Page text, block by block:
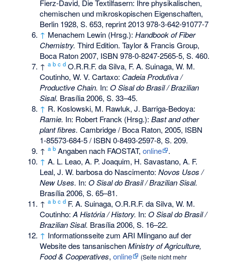
Fierz-David, Die Textilfasern: Ihre physikalischen,
chemischen und mikroskopischen Eigenschaften,
Berlin 1928, S. 653, reprint 2013 978-3-642-91077-7
↑ Menachem Lewin (Hrsg.):Handbook of Fiber
Chemistry. Third Edition. Taylor & Francis Group,
Boca Raton 2007, ISBN 978-0-8247-2565-5, S. 460.
↑a b c d O.R.R.F. da Silva, F. A. Suinaga, W. M.
Coutinho, W. V. Cartaxo: Cadeia Produtiva /
Productive Chain. In:O Sisal do Brasil / Brazilian
Sisal. Brasília 2006, S. 33–45.
↑ R. Koslowski, M. Rawluk, J. Barriga-Bedoya:
Ramie. In: Robert Franck (Hrsg.):Bast and other
plant fibres. Cambridge / Boca Raton, 2005, ISBN
1-85573-684-5/ISBN 0-8493-2597-8, S. 209.
↑a b Angaben nach FAOSTAT,online
.
↑ A. L. Leao, A. P. Joaquim, H. Savastano, A. F.
Leal, J. W. barbosa do Nascimento:Novos Usos /
New Uses. In:O Sisal do Brasil / Brazilian Sisal.
Brasília 2006, S. 65–81.
↑a b c d F. A. Suinaga, O.R.R.F. da Silva, W. M.
Coutinho:A História / History. In:O Sisal do Brasil /
Brazilian Sisal. Brasília 2006, S. 16–22.
↑ Informationsseite zum ARI Mlingano auf der
Website des tansanischenMinistry of Agriculture,
Food & Cooperatives,online (Seite nicht mehr